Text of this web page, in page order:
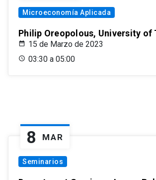
Microeconomía Aplicada
Philip Oreopolous, University of
15 de Marzo de 2023
03:30 a 05:00
8 MAR
Seminarios